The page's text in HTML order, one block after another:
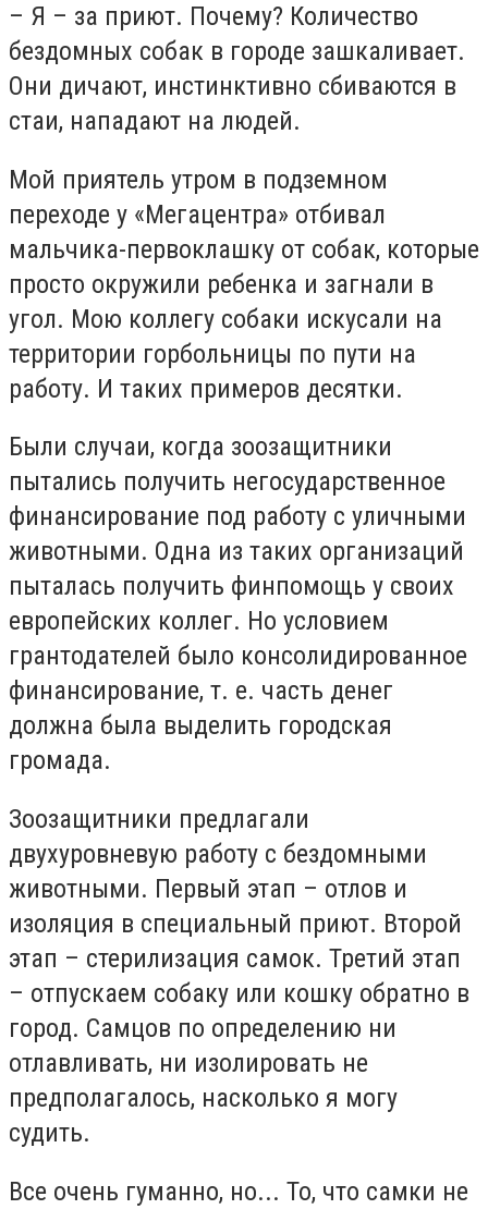
– Я – за приют. Почему? Количество
бездомных собак в городе зашкаливает.
Они дичают, инстинктивно сбиваются в
стаи, нападают на людей.
Мой приятель утром в подземном
переходе у «Мегацентра» отбивал
мальчика-первоклашку от собак, которые
просто окружили ребенка и загнали в
угол. Мою коллегу собаки искусали на
территории горбольницы по пути на
работу. И таких примеров десятки.
Были случаи, когда зоозащитники
пытались получить негосударственное
финансирование под работу с уличными
животными. Одна из таких организаций
пыталась получить финпомощь у своих
европейских коллег. Но условием
грантодателей было консолидированное
финансирование, т. е. часть денег
должна была выделить городская
громада.
Зоозащитники предлагали
двухуровневую работу с бездомными
животными. Первый этап – отлов и
изоляция в специальный приют. Второй
этап – стерилизация самок. Третий этап
– отпускаем собаку или кошку обратно в
город. Самцов по определению ни
отлавливать, ни изолировать не
предполагалось, насколько я могу
судить.
Все очень гуманно, но... То, что самки не